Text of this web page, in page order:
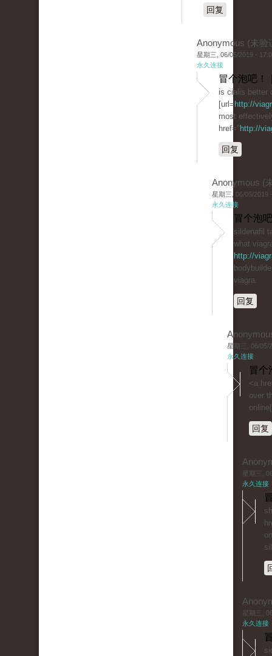
回复
Anonymous (未验
星期三, 06/05/2019 -
永久连接
冒个泡吧！
is cialis better
[url= http://
most
href=" http://
回复
Anonymous (
星期三, 06/05/2019
永久连接
冒个泡
sildenafil
what
http://
viagra.
回复
星期三, 06/05/
永久连接
冒个
<a
over
回复
星期三,
永久连接
星期三,
永久连接